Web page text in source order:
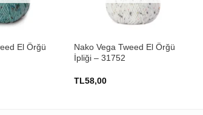
El Örğü
Nako Vega Tweed El Örğü
İpliği – 31752
TL58,00